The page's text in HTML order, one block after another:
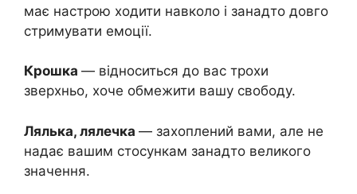
має настрою ходити навколо і занадто довго
стримувати емоції.
Крошка — відноситься до вас трохи
зверхньо, хоче обмежити вашу свободу.
Лялька, лялечка — захоплений вами, але не
надає вашим стосункам занадто великого
значення.